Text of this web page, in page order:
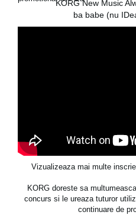
Social Media
KORG New Music
ba babe (nu
Vizualizeaza mai multe
KORG doreste sa
concurs si le ureaza tuturor
continuare de